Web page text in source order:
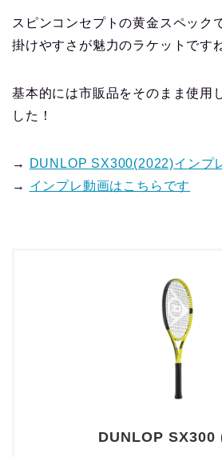
スピンコンセプトの黄金スペック
掛けやすさが魅力のラケットです
基本的には市販品をそのまま使用
した！
→
DUNLOP SX300(2022)インプ
→ インプレ動画はこちらです
DUNLOP SX300